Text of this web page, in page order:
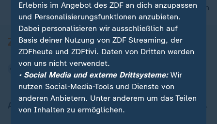
nach oben
Aktuell bei ZDFheute
Erlebnis im Angebot des ZDF an dich anzupassen
und Personalisierungsfunktionen anzubieten.
Dabei personalisieren wir ausschließlich auf
Basis deiner Nutzung von ZDF Streaming, der
ZDFheute und ZDFtivi. Daten von Dritten werden
von uns nicht verwendet.
• Social Media und externe Drittsysteme:Wir
nutzen Social-Media-Tools und Dienste von
anderen Anbietern. Unter anderem um das Teilen
von Inhalten zu ermöglichen.